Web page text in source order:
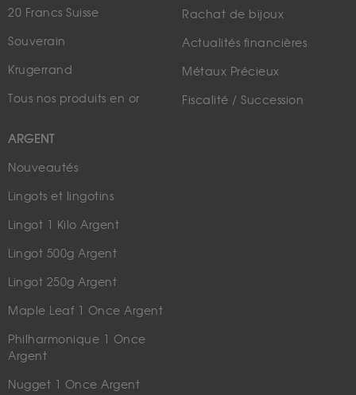
20 Francs Suisse
Souverain
Krugerrand
Tous nos produits en or
ARGENT
Nouveautés
Lingots et lingotins
Lingot 1 Kilo Argent
Lingot 500g Argent
Lingot 250g Argent
Maple Leaf 1 Once Argent
Philharmonique 1 Once
Argent
Nugget 1 Once Argent
Rachat de bijoux
Actualités financières
Métaux Précieux
Fiscalité / Succession